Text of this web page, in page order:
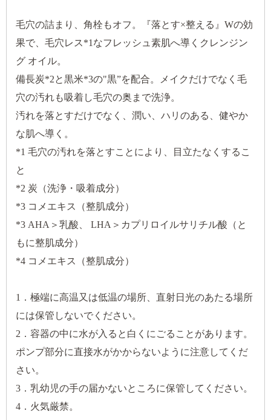
毛穴の詰まり、角栓もオフ。『落とす×整える』Wの効
果で、毛穴レス*1なフレッシュ素肌へ導くクレンジン
グ オイル。
備長炭*2と黒米*3の"黒”を配合。メイクだけでなく毛
穴の汚れも吸着し毛穴の奥まで洗浄。
汚れを落とすだけでなく、潤い、ハリのある、健やか
な肌へ導く。
*1 毛穴の汚れを落とすことにより、目立たなくするこ
と
*2 炭（洗浄・吸着成分）
*3 コメエキス（整肌成分）
*3 AHA＞乳酸、 LHA＞カプリロイルサリチル酸（と
もに整肌成分）
*4 コメエキス（整肌成分）
1．極端に高温又は低温の場所、直射日光のあたる場所
には保管しないでください。
2．容器の中に水が入ると白くにごることがあります。
ポンプ部分に直接水がかからないように注意してくだ
さい。
3．乳幼児の手の届かないところに保管してください。
4．火気厳禁。